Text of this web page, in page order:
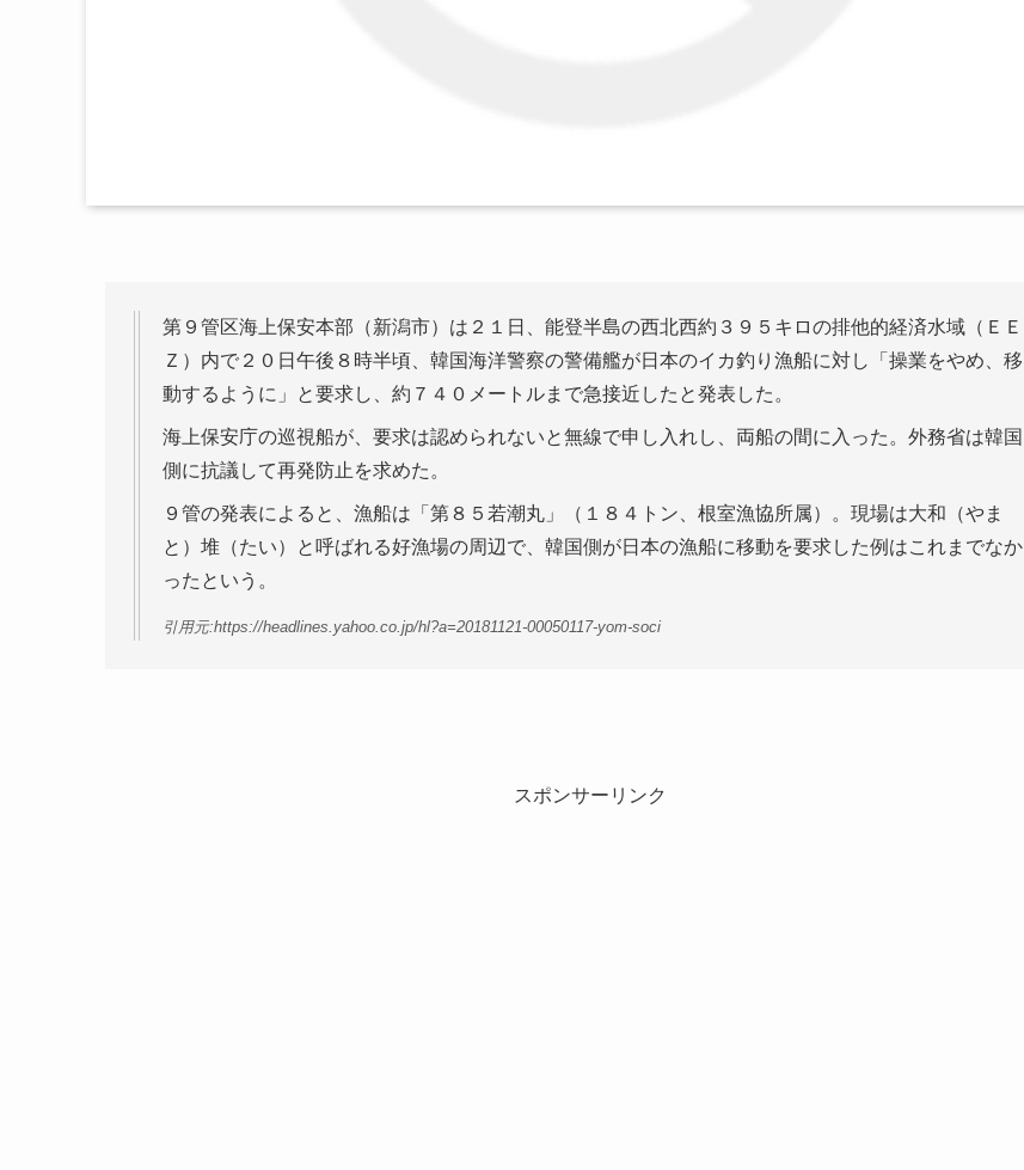
第９管区海上保安本部（新潟市）は２１日、能登半島の西北西約３９５キロの排他的経済水域（ＥＥ
Ｚ）内で２０日午後８時半頃、韓国海洋警察の警備艦が日本のイカ釣り漁船に対し「操業をやめ、移
動するように」と要求し、約７４０メートルまで急接近したと発表した。
海上保安庁の巡視船が、要求は認められないと無線で申し入れし、両船の間に入った。外務省は韓国
側に抗議して再発防止を求めた。
９管の発表によると、漁船は「第８５若潮丸」（１８４トン、根室漁協所属）。現場は大和（やま
と）堆（たい）と呼ばれる好漁場の周辺で、韓国側が日本の漁船に移動を要求した例はこれまでなか
ったという。
引用元:https://headlines.yahoo.co.jp/hl?a=20181121-00050117-yom-soci
スポンサーリンク